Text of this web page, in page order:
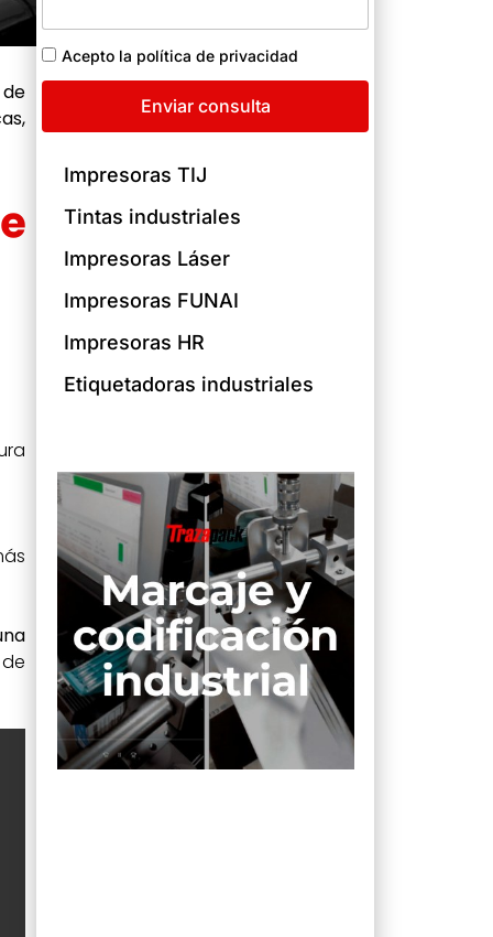
Acepto la política de privacidad
Enviar consulta
Impresoras TIJ
Tintas industriales
Impresoras Láser
Impresoras FUNAI
Impresoras HR
Etiquetadoras industriales